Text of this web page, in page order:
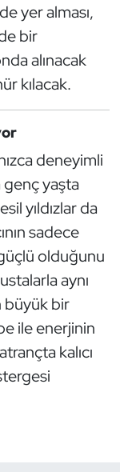
yer alması,
bir
alınacak
kılacak.
deneyimli
genç yaşta
yıldızlar da
sadece
olduğunu
aynı
büyük bir
ile enerjinin
kalıcı